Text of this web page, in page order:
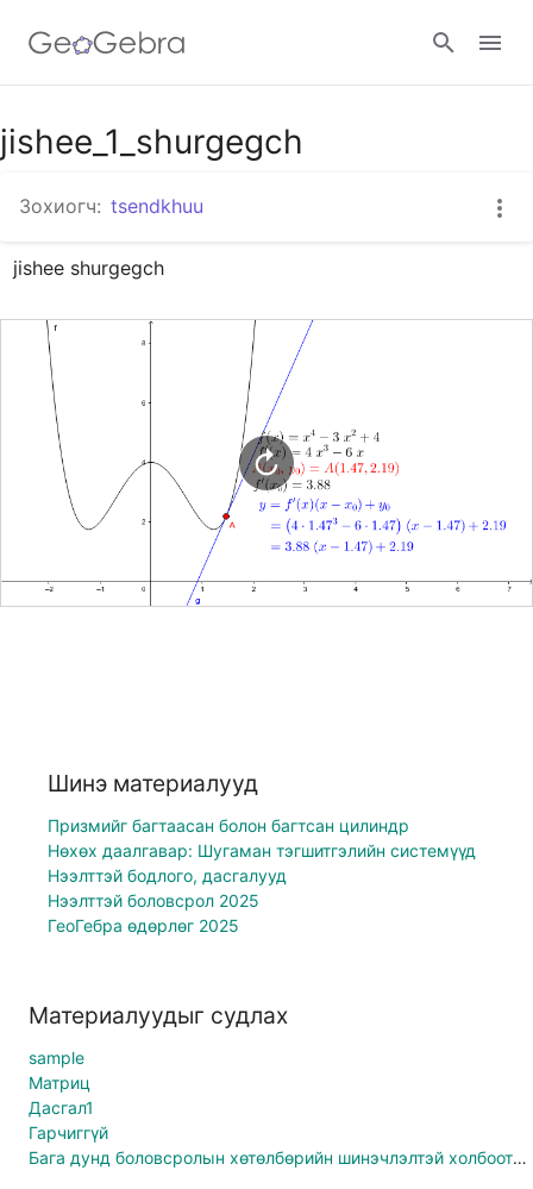
Гүүгэл анги
ГеоГебра анги
jishee_1_shurgegch
Зохиогч: tsendkhuu
jishee shurgegch
Шинэ материалууд
Призмийг багтаасан болон багтсан цилиндр
Нөхөх даалгавар: Шугаман тэгшитгэлийн системүүд
Нээлттэй бодлого, дасгалууд
Нээлттэй боловсрол 2025
ГеоГебра өдөрлөг 2025
Материалуудыг судлах
sample
Матриц
Дасгал1
Гарчиггүй
Бага дунд боловсролын хөтөлбөрийн шинэчлэлтэй холбоотой хийгдэж буй үйл ажиллагаа, цаашдын төлөвлөгөө